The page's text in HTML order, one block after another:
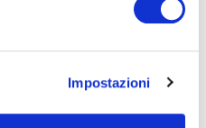
Impostazioni